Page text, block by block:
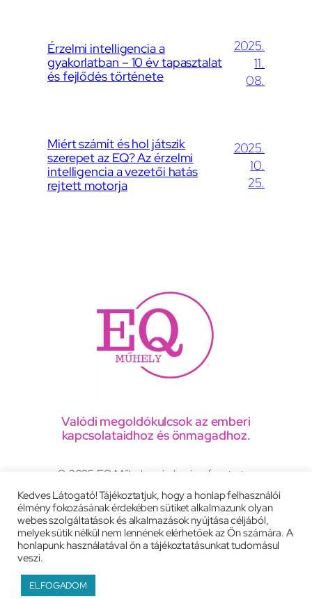
Érzelmi intelligencia a
gyakorlatban – 10 év tapasztalat
és fejlődés története
2025.
11.
08.
Miért számít és hol játszik
szerepet az EQ? Az érzelmi
intelligencia a vezetői hatás
rejtett motorja
2025.
10.
25.
Valódi megoldókulcsok az emberi
kapcsolataidhoz és önmagadhoz.
© 2025 EQ Műhely, minden jog fenntartva
Adatkezelési tájékoztató
Általános szerződési feltételek Impresszum
Weboldal:peac.eu
Kedves Látogató! Tájékoztatjuk, hogy a honlap felhasználói
élmény fokozásának érdekében sütiket alkalmazunk olyan
webes szolgáltatások és alkalmazások nyújtása céljából,
melyek sütik nélkül nem lennének elérhetőek az Ön számára. A
honlapunk használatával ön a tájékoztatásunkat tudomásul
veszi.
ELFOGADOM